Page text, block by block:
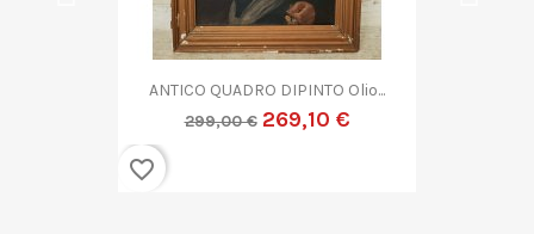
QUADRO DIPINTO ASTRATTO G....
299,00 €